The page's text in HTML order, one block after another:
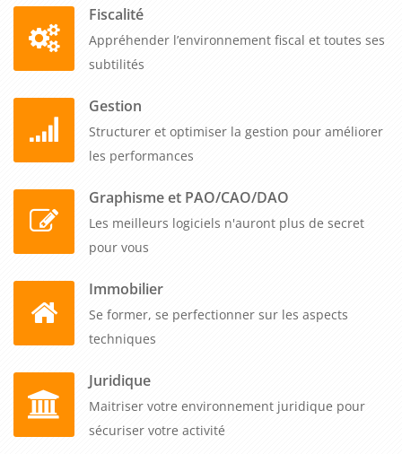
Fiscalité
Appréhender l’environnement fiscal et toutes ses
subtilités
Gestion
Structurer et optimiser la gestion pour améliorer
les performances
Graphisme et PAO/CAO/DAO
Les meilleurs logiciels n'auront plus de secret
pour vous
Immobilier
Se former, se perfectionner sur les aspects
techniques
Juridique
Maitriser votre environnement juridique pour
sécuriser votre activité